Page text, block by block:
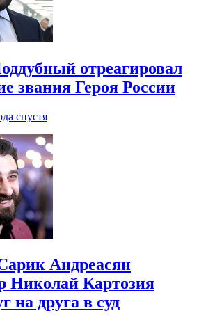
отреагировал
звания Героя России
спустя
Андреасян
Николай Картозия
на друга в суд